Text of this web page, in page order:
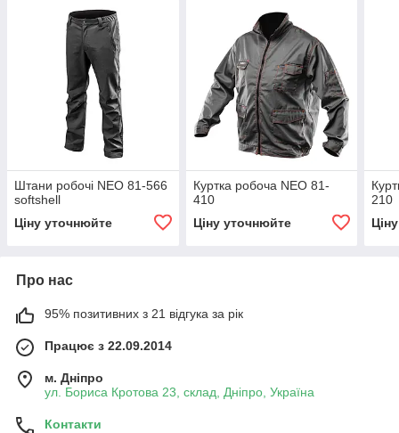
Штани робочі NEO 81-566
softshell
Ціну уточнюйте
Куртка робоча NEO 81-
410
Ціну уточнюйте
210
Про нас
95% позитивних з 21 відгука за рік
Працює з 22.09.2014
м. Дніпро
ул. Бориса Кротова 23, склад, Дніпро, Україна
Контакти